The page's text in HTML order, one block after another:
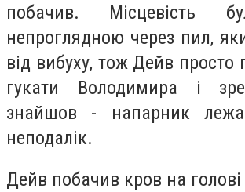
побачив. Місцевість
непроглядною через пил,
від вибуху, тож Дейв просто
гукати Володимира і
знайшов - напарник
неподалік.
Дейв побачив кров на